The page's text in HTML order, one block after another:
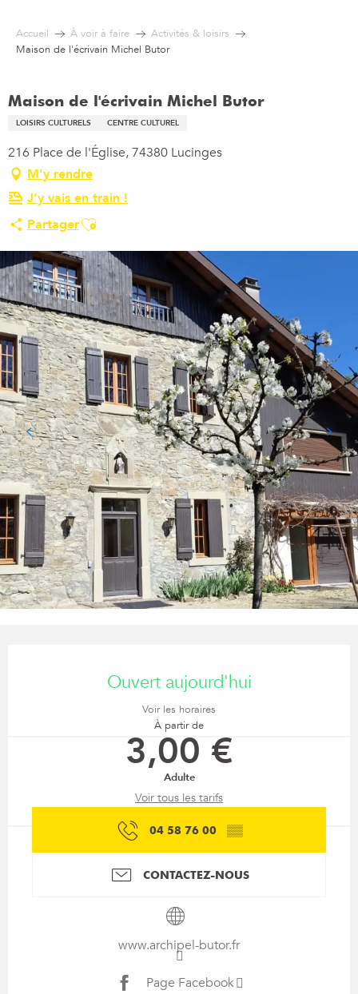
contenu
Accueil À voir à faire
Activités & loisirs
Maison de l'écrivain Michel Butor
Maison de l'écrivain Michel Butor
LOISIRS CULTURELS CENTRE CULTUREL
216 Place de l'Église, 74380 Lucinges
M'y rendre
J'y vais en train !
PartagerAjouter aux favoris
Ouvert aujourd'hui
Voir les horaires
À partir de
3,00 €
Adulte
Voir tous les tarifs
04 58 76 00 ▒▒
CONTACTEZ-NOUS
www.archipel-butor.fr
Page Facebook